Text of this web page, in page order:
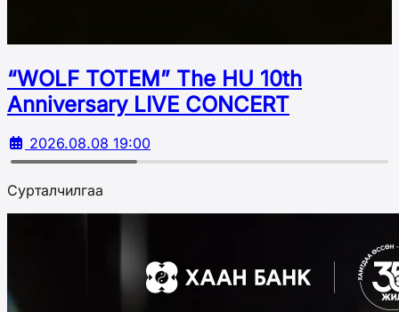
“WOLF TOTEM” The HU 10th
Аnniversary LIVE CONCERT
2026.08.08 19:00
Сурталчилгаа